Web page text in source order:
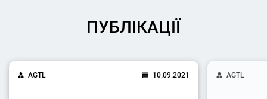
ПУБЛІКАЦІЇ
AGTL 10.09.2021 AGTL